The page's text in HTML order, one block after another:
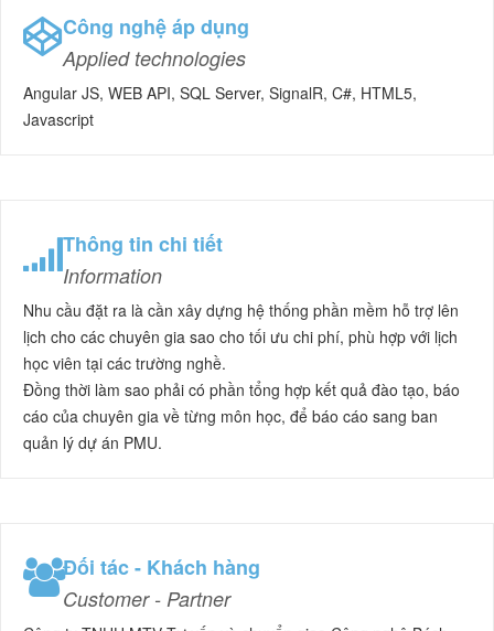
Công nghệ áp dụng
Applied technologies
Angular JS, WEB API, SQL Server, SignalR, C#, HTML5,
Javascript
Thông tin chi tiết
Information
Nhu cầu đặt ra là cần xây dựng hệ thống phần mềm hỗ trợ lên
lịch cho các chuyên gia sao cho tối ưu chi phí, phù hợp với lịch
học viên tại các trường nghề.
Đồng thời làm sao phải có phần tổng hợp kết quả đào tạo, báo
cáo của chuyên gia về từng môn học, để báo cáo sang ban
quản lý dự án PMU.
Đối tác - Khách hàng
Customer - Partner